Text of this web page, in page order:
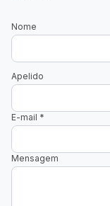
Nome
Apelido
E-mail *
Mensagem